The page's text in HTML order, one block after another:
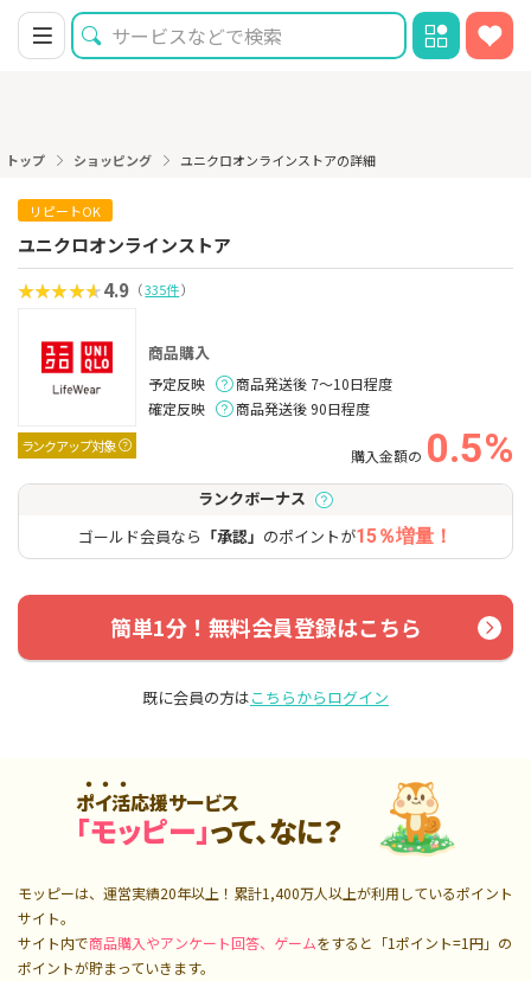
トップ ショッピング ユニクロオンラインストアの詳細
リピートOK
ユニクロオンラインストア
4.9 （335件）
ランクアップ対象
商品購入
予定反映
商品発送後 7～10日程度
確定反映
商品発送後 90日程度
購入金額の 0.5%
ランクボーナス
ゴールド会員なら 「承認」 のポイントが15％増量！
簡単1分！無料会員登録はこちら
既に会員の方はこちらからログイン
ポイ活応援サービス
「モッピー」って、なに？
モッピーは、運営実績20年以上！累計1,400万人以上が利用しているポイント
サイト。
サイト内で商品購入やアンケート回答、ゲームをすると「1ポイント=1円」の
ポイントが貯まっていきます。